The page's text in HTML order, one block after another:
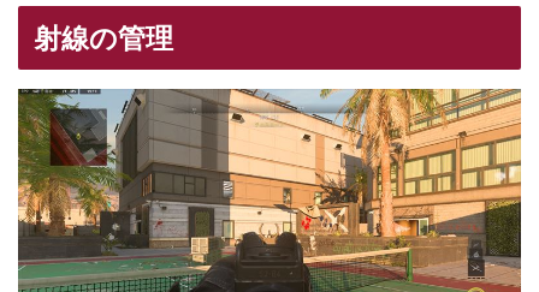
射線の管理